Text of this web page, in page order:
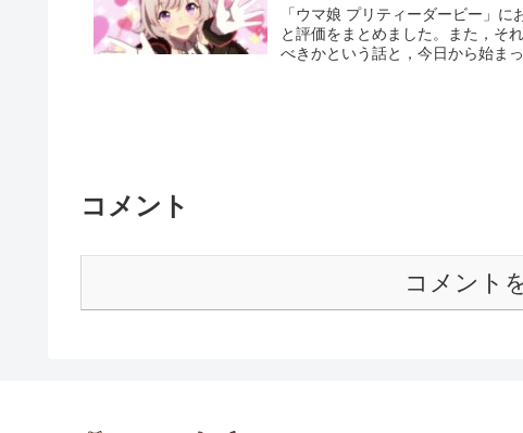
「ウマ娘 プリティーダービー」
と評価をまとめました。また，そ
べきかという話と，今日から始ま
コメント
コメント